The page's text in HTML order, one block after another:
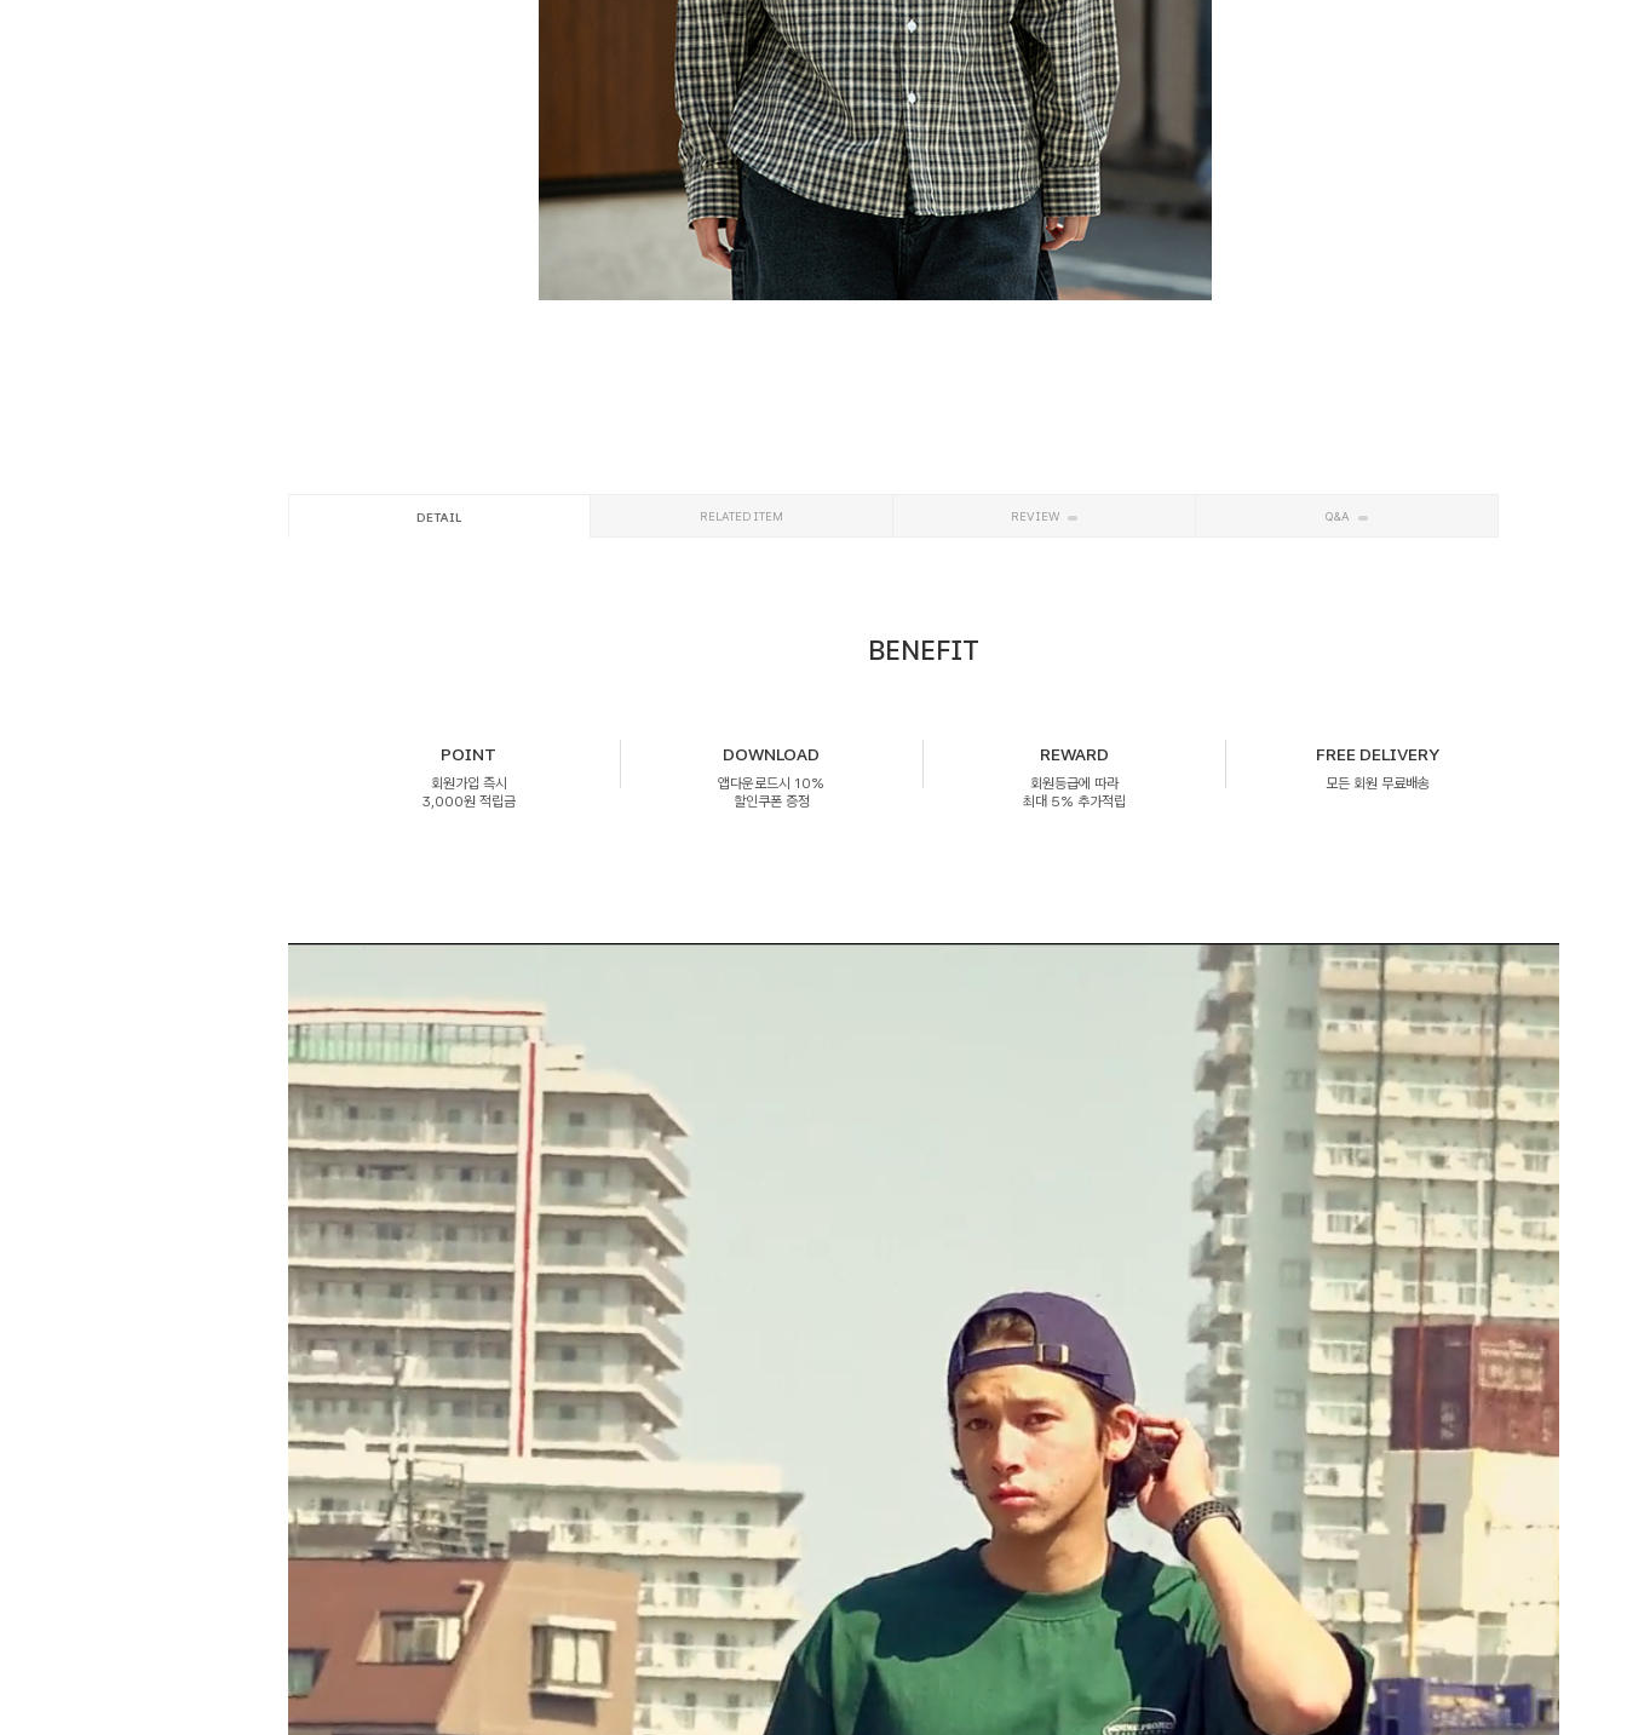
DETAIL RELATED ITEM REVIEW Q&A
BENEFIT
POINT
회원가입 즉시
3,000원 적립금
DOWNLOAD
앱다운로드시 10%
할인쿠폰 증정
REWARD
회원등급에 따라
최대 5% 추가적립
FREE DELIVERY
모든 회원 무료배송